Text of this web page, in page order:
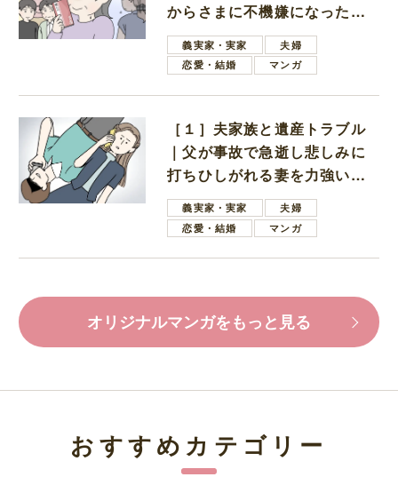
からさまに不機嫌になった義
母義実家・実家
夫婦
恋愛・結婚
マンガ
［１］夫家族と遺産トラブル
｜父が事故で急逝し悲しみに
打ちひしがれる妻を力強い言
葉で励ます夫
義実家・実家
夫婦
恋愛・結婚
マンガ
オリジナルマンガをもっと見る
おすすめカテゴリー